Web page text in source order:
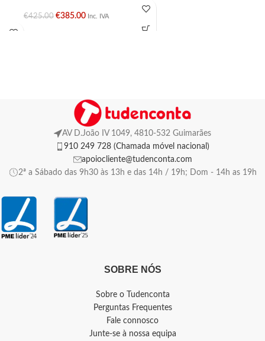
€425.00 €385.00 Inc. IVA
AV D.João IV 1049, 4810-532 Guimarães
910 249 728 (Chamada móvel nacional)
apoiocliente@tudenconta.com
2ª a Sábado das 9h30 às 13h e das 14h / 19h; Dom - 14h as 19h
SOBRE NÓS
Sobre o Tudenconta
Perguntas Frequentes
Fale connosco
Junte-se à nossa equipa